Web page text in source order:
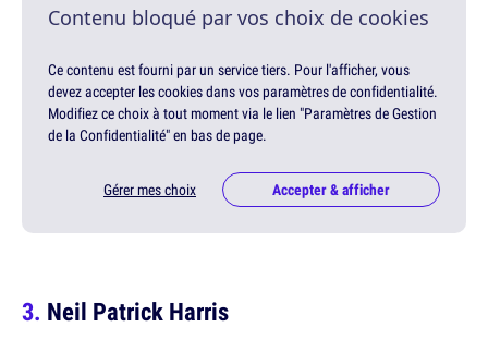
Contenu bloqué par vos choix de cookies
Ce contenu est fourni par un service tiers. Pour l'afficher, vous
devez accepter les cookies dans vos paramètres de confidentialité.
Modifiez ce choix à tout moment via le lien "Paramètres de Gestion
de la Confidentialité" en bas de page.
Gérer mes choix Accepter & afficher
Neil Patrick Harris